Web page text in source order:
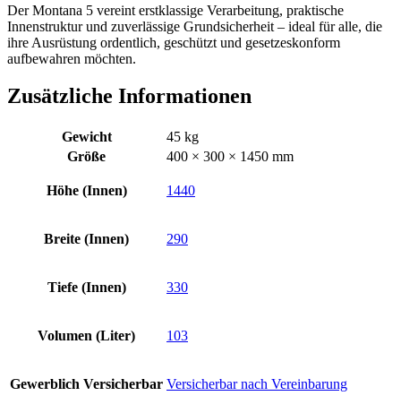
Der Montana 5 vereint erstklassige Verarbeitung, praktische
Innenstruktur und zuverlässige Grundsicherheit – ideal für alle, die
ihre Ausrüstung ordentlich, geschützt und gesetzeskonform
aufbewahren möchten.
Zusätzliche Informationen
Gewicht
45 kg
Größe
400 × 300 × 1450 mm
Höhe (Innen) 1440
Breite (Innen) 290
Tiefe (Innen) 330
Volumen (Liter) 103
Gewerblich Versicherbar Versicherbar nach Vereinbarung